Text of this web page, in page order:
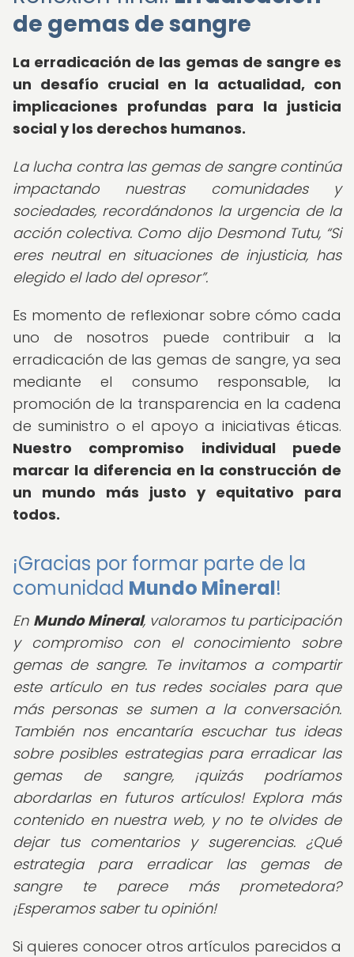
de gemas de sangre
La erradicación de las gemas de sangre es
un desafío crucial en la actualidad, con
implicaciones profundas para la justicia
social y los derechos humanos.
La lucha contra las gemas de sangre continúa
impactando nuestras comunidades y
sociedades, recordándonos la urgencia de la
acción colectiva. Como dijo Desmond Tutu, Si
eres neutral en situaciones de injusticia, has
elegido el lado del opresor .
Es momento de reflexionar sobre cómo cada
uno de nosotros puede contribuir a la
erradicación de las gemas de sangre, ya sea
mediante el consumo responsable, la
promoción de la transparencia en la cadena
de suministro o el apoyo a iniciativas éticas.
Nuestro compromiso individual puede
marcar la diferencia en la construcción de
un mundo más justo y equitativo para
todos.
¡Gracias por formar parte de la
comunidad Mundo Mineral!
En Mundo Mineral, valoramos tu participación
y compromiso con el conocimiento sobre
gemas de sangre. Te invitamos a compartir
este artículo en tus redes sociales para que
más personas se sumen a la conversación.
También nos encantaría escuchar tus ideas
sobre posibles estrategias para erradicar las
gemas de sangre, ¡quizás podríamos
abordarlas en futuros artículos! Explora más
contenido en nuestra web, y no te olvides de
dejar tus comentarios y sugerencias. ¿Qué
estrategia para erradicar las gemas de
sangre te parece más prometedora?
¡Esperamos saber tu opinión!
Si quieres conocer otros artículos parecidos a